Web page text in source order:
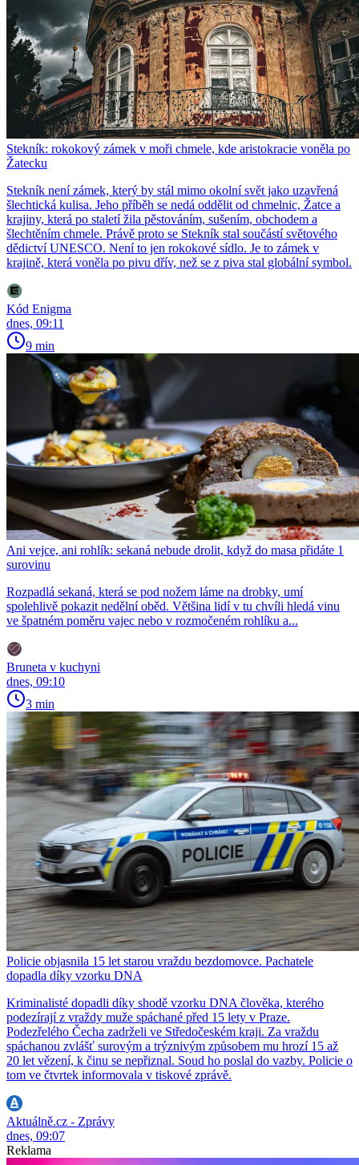
Stekník: rokokový zámek v moři chmele, kde aristokracie voněla po
Žatecku
Stekník není zámek, který by stál mimo okolní svět jako uzavřená
šlechtická kulisa. Jeho příběh se nedá oddělit od chmelnic, Žatce a
krajiny, která po staletí žila pěstováním, sušením, obchodem a
šlechtěním chmele. Právě proto se Stekník stal součástí světového
dědictví UNESCO. Není to jen rokokové sídlo. Je to zámek v
krajině, která voněla po pivu dřív, než se z piva stal globální symbol.
Kód Enigma
dnes, 09:11
9 min
Ani vejce, ani rohlík: sekaná nebude drolit, když do masa přidáte 1
surovinu
Rozpadlá sekaná, která se pod nožem láme na drobky, umí
spolehlivě pokazit nedělní oběd. Většina lidí v tu chvíli hledá vinu
ve špatném poměru vajec nebo v rozmočeném rohlíku a...
Bruneta v kuchyni
dnes, 09:10
3 min
Policie objasnila 15 let starou vraždu bezdomovce. Pachatele
dopadla díky vzorku DNA
Kriminalisté dopadli díky shodě vzorku DNA člověka, kterého
podezírají z vraždy muže spáchané před 15 lety v Praze.
Podezřelého Čecha zadrželi ve Středočeském kraji. Za vraždu
spáchanou zvlášť surovým a trýznivým způsobem mu hrozí 15 až
20 let vězení, k činu se nepřiznal. Soud ho poslal do vazby. Policie o
tom ve čtvrtek informovala v tiskové zprávě.
Aktuálně.cz - Zprávy
dnes, 09:07
Reklama